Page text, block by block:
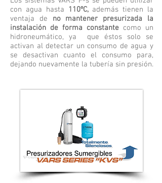
con agua hasta 110ºC,además tienen la
ventaja de no mantener presurizada la
instalación de forma constante como un
hidroneumático, ya que éstos solo se
activan al detectar un consumo de agua y
se desactivan cuanto el consumo para,
dejando nuevamente la tubería sin presión.